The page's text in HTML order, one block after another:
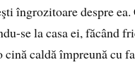
îngrozitoare despre ea.
se la casa ei, făcând
cină caldă împreună cu